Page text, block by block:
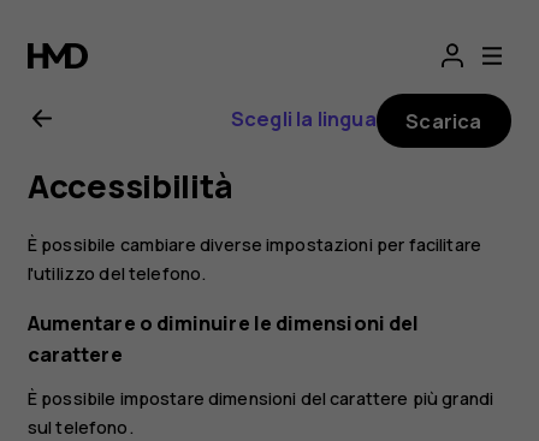
Manuale
d'uso
del
Nokia
G21
Scegli la lingua Scarica
Accessibilità
È possibile cambiare diverse impostazioni per facilitare
l'utilizzo del telefono.
Aumentare o diminuire le dimensioni del
carattere
È possibile impostare dimensioni del carattere più grandi
sul telefono.